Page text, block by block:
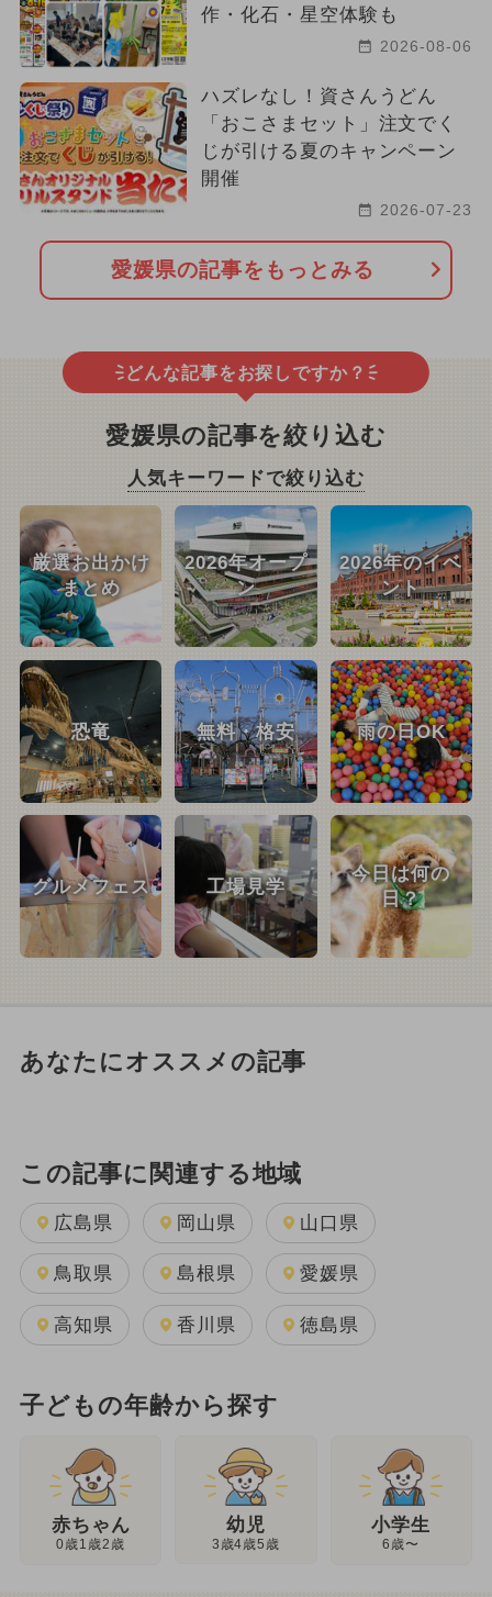
作・化石・星空体験も
2026-08-06
ハズレなし！資さんうどん
「おこさまセット」注文でく
じが引ける夏のキャンペーン
開催
2026-07-23
愛媛県の記事をもっとみる
どんな記事をお探しですか？
愛媛県の記事を絞り込む
人気キーワードで絞り込む
厳選お出かけ
まとめ
2026年オープ
ン
2026年のイベ
ント
恐竜 無料・格安 雨の日OK
グルメフェス 工場見学
今日は何の
日？
あなたにオススメの記事
この記事に関連する地域
広島県 岡山県 山口県
鳥取県 島根県 愛媛県
高知県 香川県 徳島県
子どもの年齢から探す
赤ちゃん
0歳1歳2歳
幼児
3歳4歳5歳
小学生
6歳〜